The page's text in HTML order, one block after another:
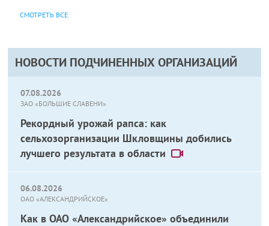
НОВОСТИ ПОДЧИНЕННЫХ ОРГАНИЗАЦИЙ
07.08.2026
ЗАО «БОЛЬШИЕ СЛАВЕНИ»
Рекордный урожай рапса: как
сельхозорганизации Шкловщины добились
лучшего результата в области
06.08.2026
ОАО «АЛЕКСАНДРИЙСКОЕ»
Как в ОАО «Александрийское» объединили
СМОТРЕТЬ ВСЕ